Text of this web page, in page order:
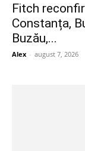
Fitch
Constanța,
Buzău,...
Alex - august 7, 2026